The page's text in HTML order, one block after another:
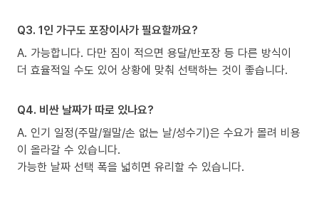
Q3. 1인 가구도 포장이사가 필요할까요?
A. 가능합니다. 다만 짐이 적으면 용달/반포장 등 다른 방식이
더 효율적일 수도 있어 상황에 맞춰 선택하는 것이 좋습니다.
Q4. 비싼 날짜가 따로 있나요?
A. 인기 일정(주말/월말/손 없는 날/성수기)은 수요가 몰려 비용
이 올라갈 수 있습니다.
가능한 날짜 선택 폭을 넓히면 유리할 수 있습니다.